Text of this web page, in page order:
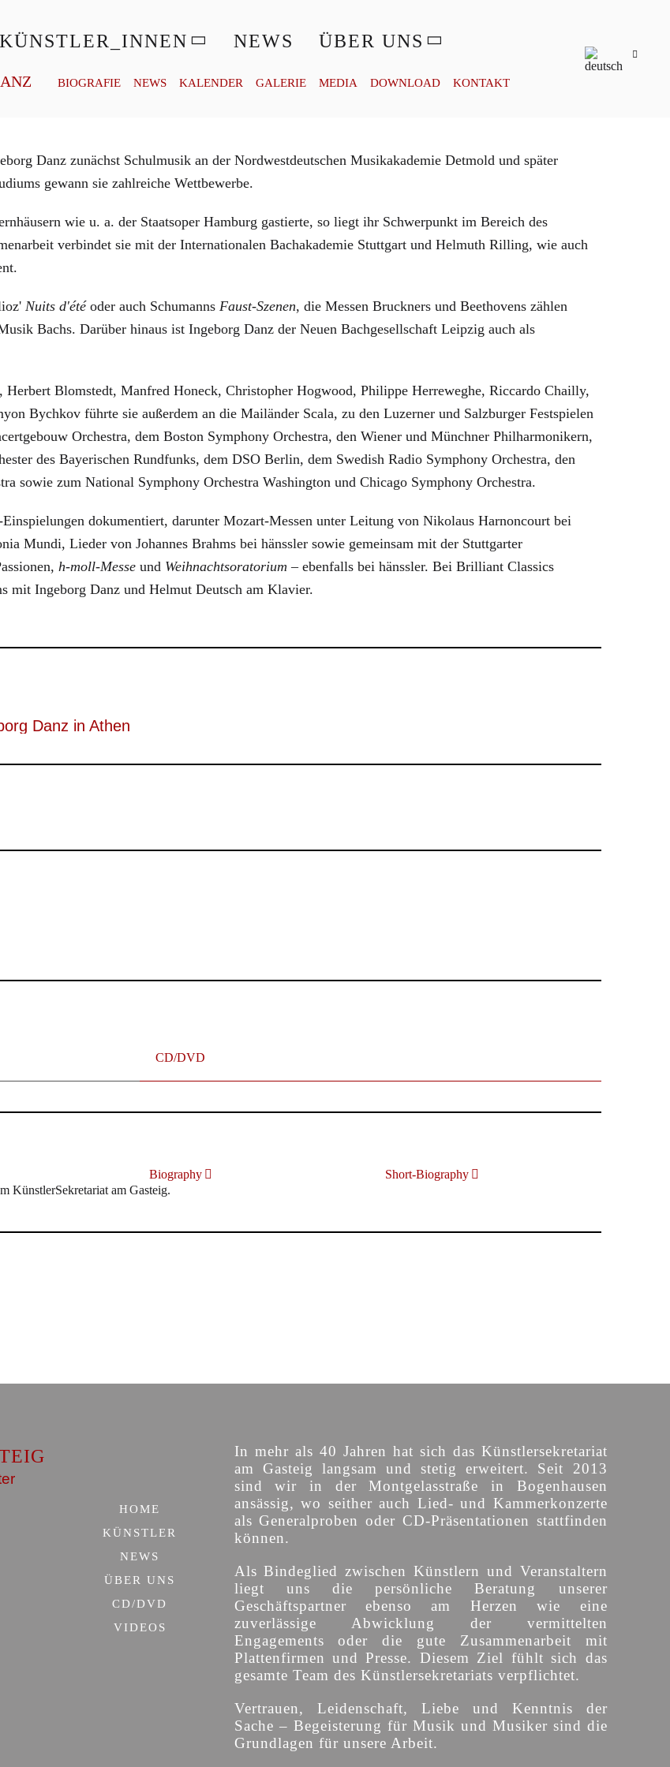
KÜNSTLER_INNEN NEWS ÜBER UNS
BIOGRAFIE NEWS KALENDER GALERIE MEDIA DOWNLOAD KONTAKT
Danz zunächst Schulmusik an der Nordwestdeutschen Musikakademie Detmold und später
gewann sie zahlreiche Wettbewerbe.
wie u. a. der Staatsoper Hamburg gastierte, so liegt ihr Schwerpunkt im Bereich des
verbindet sie mit der Internationalen Bachakademie Stuttgart und Helmuth Rilling, wie auch
Nuits d'étéoder auch Schumanns Faust-Szenen, die Messen Bruckners und Beethovens zählen
Bachs. Darüber hinaus ist Ingeborg Danz der Neuen Bachgesellschaft Leipzig auch als
Blomstedt, Manfred Honeck, Christopher Hogwood, Philippe Herreweghe, Riccardo Chailly,
Bychkov führte sie außerdem an die Mailänder Scala, zu den Luzerner und Salzburger Festspielen
Orchestra, dem Boston Symphony Orchestra, den Wiener und Münchner Philharmonikern,
des Bayerischen Rundfunks, dem DSO Berlin, dem Swedish Radio Symphony Orchestra, den
sowie zum National Symphony Orchestra Washington und Chicago Symphony Orchestra.
dokumentiert, darunter Mozart-Messen unter Leitung von Nikolaus Harnoncourt bei
Mundi, Lieder von Johannes Brahms bei hänssler sowie gemeinsam mit der Stuttgarter
h-moll-Messe und Weihnachtsoratorium – ebenfalls bei hänssler. Bei Brilliant Classics
mit Ingeborg Danz und Helmut Deutsch am Klavier.
Danz in Athen
CD/DVD
Biography
Short-Biography
KünstlerSekretariat am Gasteig.
HOME
KÜNSTLER
NEWS
ÜBER UNS
CD/DVD
VIDEOS
In mehr als 40 Jahren hat sich das Künstlersekretariat
am Gasteig langsam und stetig erweitert. Seit 2013
sind wir in der Montgelasstraße in Bogenhausen
ansässig, wo seither auch Lied- und Kammerkonzerte
als Generalproben oder CD-Präsentationen stattfinden
können.
Als Bindeglied zwischen Künstlern und Veranstaltern
liegt uns die persönliche Beratung unserer
Geschäftspartner ebenso am Herzen wie eine
zuverlässige Abwicklung der vermittelten
Engagements oder die gute Zusammenarbeit mit
Plattenfirmen und Presse. Diesem Ziel fühlt sich das
gesamte Team des Künstlersekretariats verpflichtet.
Vertrauen, Leidenschaft, Liebe und Kenntnis der
Sache – Begeisterung für Musik und Musiker sind die
Grundlagen für unsere Arbeit.